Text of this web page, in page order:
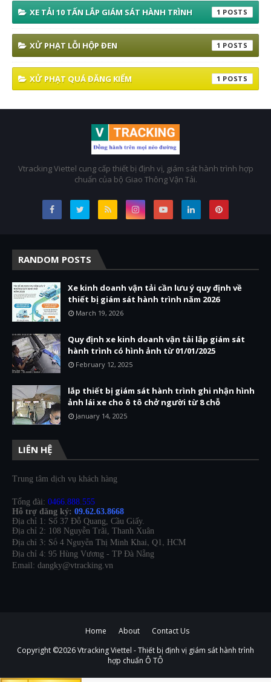
XE TẢI 10 TẤN LẮP GIÁM SÁT HÀNH TRÌNH 1
XỬ PHẠT LỖI HỘP ĐEN 1
XỬ PHẠT QUÁ ĐĂNG KIỂM 1
Vtracking Viettel cung cấp thiết bị định vị, giám sát hành trình hợp
chuẩn của bộ Giao Thông Vận Tải.
RANDOM POSTS
Xe kinh doanh vận tải cần lưu ý quy định về
thiết bị giám sát hành trình năm 2026
March 19, 2026
Quy định xe kinh doanh vận tải lắp giám sát
hành trình có hình ảnh từ 01/01/2025
February 12, 2025
lắp thiết bị giám sát hành trình ghi nhận hình
ảnh lái xe cho ô tô chở người từ 8 chỗ
January 14, 2025
LIÊN HỆ
Trung tâm dịch vụ khách hàng
Tổng đài: 0466.888.555
Hỗ trợ đăng ký: 09.62.63.8668
Địa chỉ 1: Số 37 Đỗ Quang, Cầu Giấy.
Địa chỉ 2: 108 Nguyễn Trãi, Thanh Xuân
Địa chỉ 3: Số 4 Nguyễn Thị Minh Khai, Q1, HCM
Địa chỉ 4: 95 Hùng Vương - TP Đà Nẵng
Email: dangky@vtracking.vn
Home About
Contact Us
Copyright ©2026Vtracking Viettel - Thiết bị định vị giám sát hành trình
hợp chuẩn Ô TÔ